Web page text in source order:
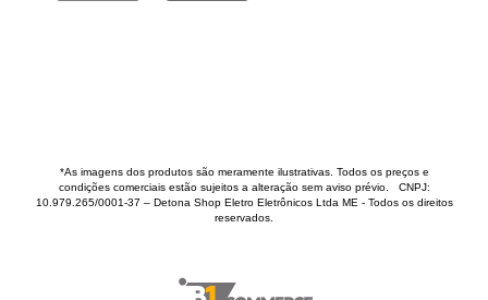
*As imagens dos produtos são meramente ilustrativas. Todos os preços e
condições comerciais estão sujeitos a alteração sem aviso prévio. CNPJ:
10.979.265/0001-37 – Detona Shop Eletro Eletrônicos Ltda ME - Todos os direitos
reservados.